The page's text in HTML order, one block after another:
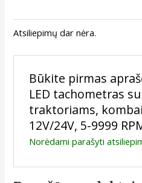
Atsiliepimų dar nėra.
Būkite pirmas
LED tachometras
traktoriams,
12V/24V, 5-9999
Norėdami parašyti